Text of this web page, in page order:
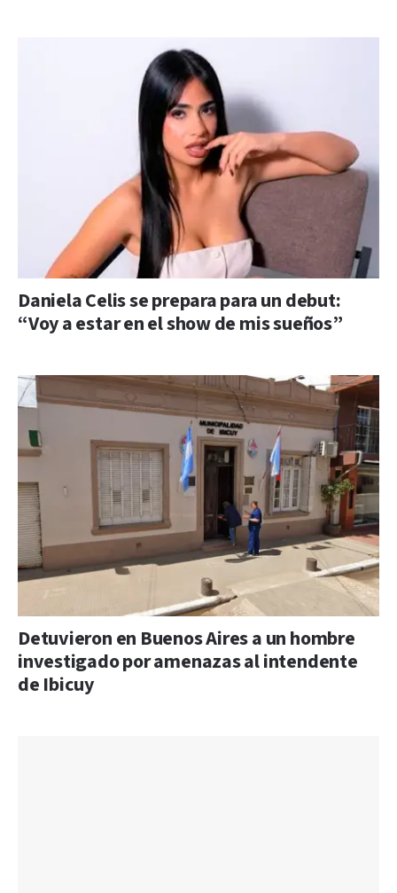
Daniela Celis se prepara para un debut:
“Voy a estar en el show de mis sueños”
Detuvieron en Buenos Aires a un hombre
investigado por amenazas al intendente
de Ibicuy